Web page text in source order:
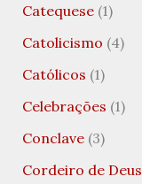
Catequese(1)
Catolicismo (4)
Católicos (1)
Celebrações (1)
Conclave(3)
Cordeiro de Deus